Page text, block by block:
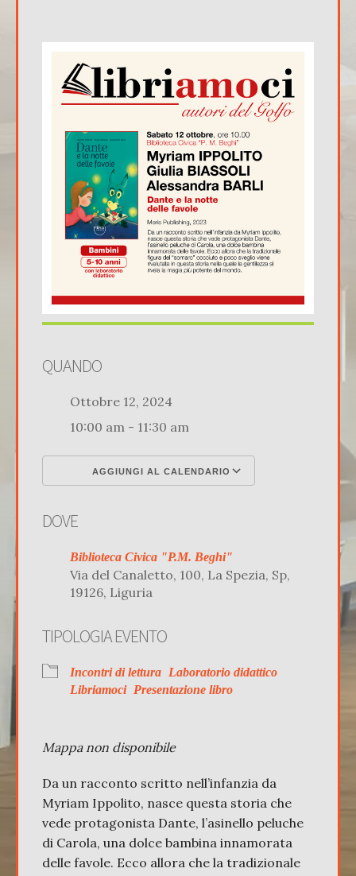
QUANDO
Ottobre 12, 2024
10:00 am - 11:30 am
AGGIUNGI AL CALENDARIO
DOVE
Biblioteca Civica "P.M. Beghi"
Via del Canaletto, 100, La Spezia, Sp,
19126, Liguria
TIPOLOGIA EVENTO
Incontri di lettura Laboratorio didattico
Libriamoci Presentazione libro
Mappa non disponibile
Da un racconto scritto nell’infanzia da
Myriam Ippolito, nasce questa storia che
vede protagonista Dante, l’asinello peluche
di Carola, una dolce bambina innamorata
delle favole. Ecco allora che la tradizionale